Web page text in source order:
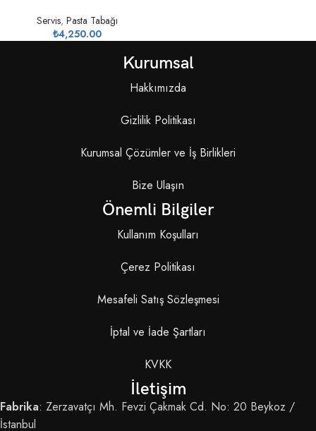
Servis, Pasta Tabağı
₺4,250.00
Kurumsal
Hakkımızda
Gizlilik Politikası
Kurumsal Çözümler ve İş Birlikleri
Bize Ulaşın
Önemli Bilgiler
Kullanım Koşulları
Çerez Politikası
Mesafeli Satış Sözleşmesi
İptal ve İade Şartları
KVKK
İletişim
Fabrika: Zerzavatçı Mh. Fevzi Çakmak Cd. No: 20 Beykoz /
İstanbul